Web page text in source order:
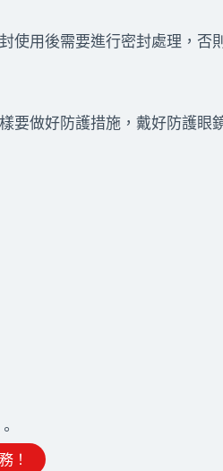
使用後需要進行密封處理，否
要做好防護措施，戴好防護眼
！